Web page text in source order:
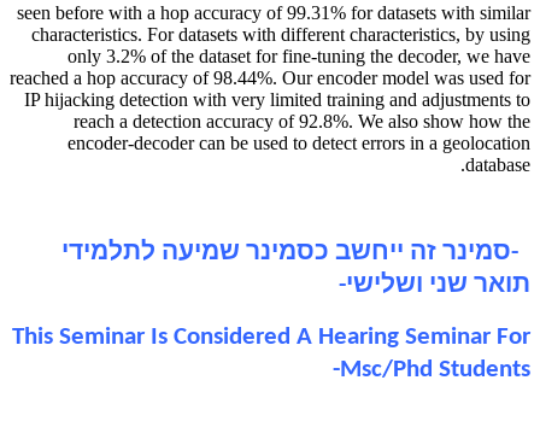
seen before with a hop accuracy of 99.31% for datasets with similar
characteristics. For datasets with different characteristics, by using
only 3.2% of the dataset for fine-tuning the decoder, we have
reached a hop accuracy of 98.44%. Our encoder model was used for
IP hijacking detection with very limited training and adjustments to
reach a detection accuracy of 92.8%. We also show how the
encoder-decoder can be used to detect errors in a geolocation
database.
-סמינר זה ייחשב כסמינר שמיעה לתלמידי
תואר שני ושלישי-
This Seminar Is Considered A Hearing Seminar For
Msc/Phd Students-